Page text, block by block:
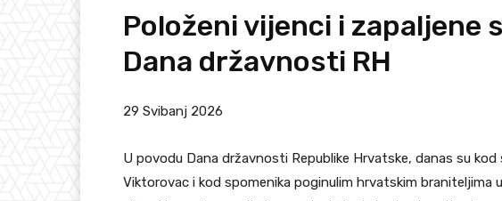
Položeni vijenci i zapaljene
Dana državnosti RH
29 Svibanj 2026
U povodu Dana državnosti Republike Hrvatske, danas su
Viktorovac i kod spomenika poginulim hrvatskim braniteljima